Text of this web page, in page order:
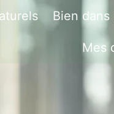
Bien dans
Mes